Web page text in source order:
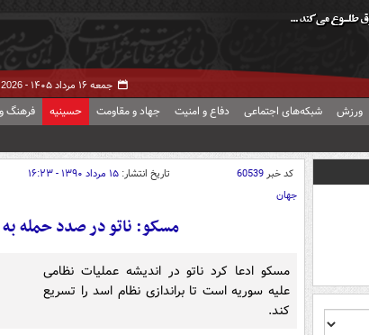
جمعه ۱۶ مرداد ۱۴۰۵ -
ورزش شبکه‌های اجتماعی دفاع و امنیت جهاد و مقاومت حسینیه فرهنگ
کد خبر60539 تاریخ انتشار: ۱۵ مرداد ۱۳۹۰ - ۱۶:۲۳
جهان
مسکو: ناتو در صدد حمله
مسکو ادعا کرد ناتو در اندیشه عملیات نظامی
علیه سوریه است تا براندازی نظام اسد را تسریع
کند.